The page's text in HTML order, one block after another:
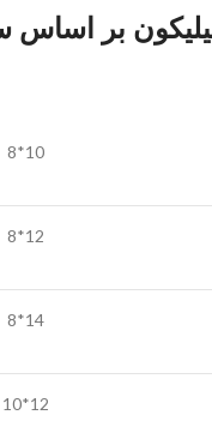
بر اساس
10*8
12*8
14*8
12*10